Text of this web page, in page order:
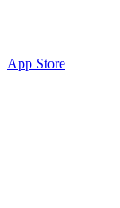
App Store